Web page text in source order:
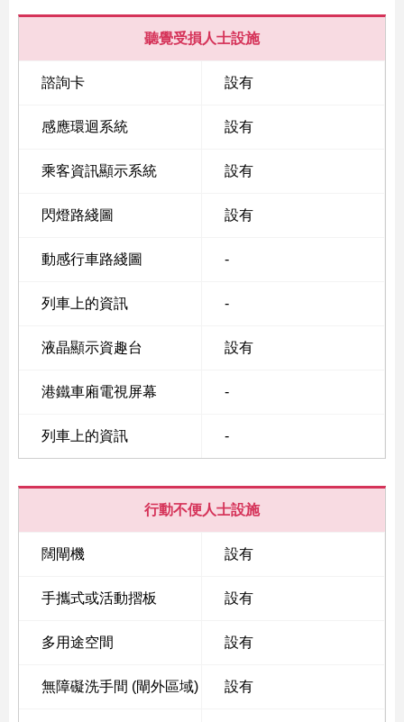
聽覺受損人士設施
諮詢卡 設有
感應環迴系統 設有
乘客資訊顯示系統 設有
閃燈路綫圖 設有
動感行車路綫圖 -
列車上的資訊 -
液晶顯示資趣台 設有
港鐵車廂電視屏幕 -
列車上的資訊 -
行動不便人士設施
闊閘機 設有
手攜式或活動摺板 設有
多用途空間 設有
無障礙洗手間 (閘外區域) 設有